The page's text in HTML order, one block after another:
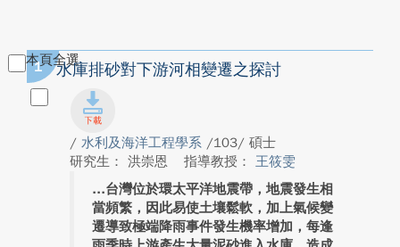
本頁全選
1 水庫排砂對下游河相變遷之探討
/ 水利及海洋工程學系 /103/ 碩士
研究生： 洪崇恩
指導教授： 王筱雯
台灣位於環太平洋地震帶，地震發生相
當頻繁，因此易使土壤鬆軟，加上氣候變
遷導致極端降雨事件發生機率增加，每逢